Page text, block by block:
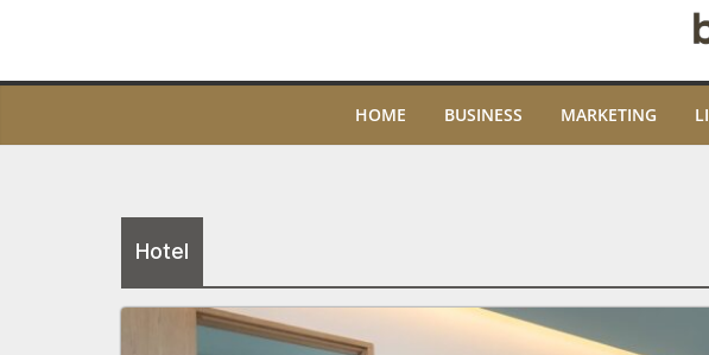
Benevolence” คอนเสิร์ตเฉลิมพระเกียรติ พร้อมบทเพลงคลาสสิ
กระดับมาสเตอร์พีซจากคีตกวีเอกของโลก
HOME BUSINESS MARKETING
Hotel